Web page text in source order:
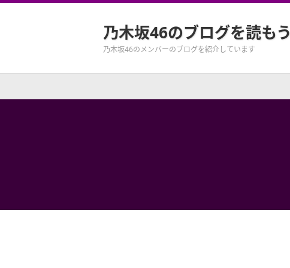
乃木坂46のブログを読もう
乃木坂46のメンバーのブログを紹介しています